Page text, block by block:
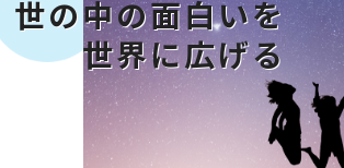
世の中の面白いを
世界に広げる